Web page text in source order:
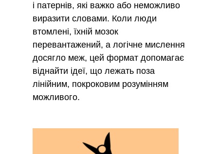
і патернів, які важко або неможливо
виразити словами. Коли люди
втомлені, їхній мозок
перевантажений, а логічне мислення
досягло меж, цей формат допомагає
віднайти ідеї, що лежать поза
лінійним, покроковим розумінням
можливого.